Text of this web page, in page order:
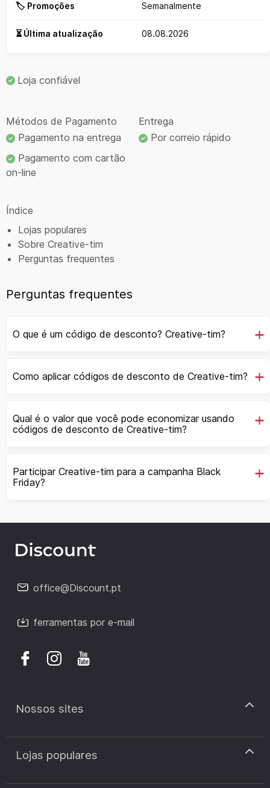
🏷️ Promoções Semanalmente
⏳ Última atualização 08.08.2026
Loja confiável
Métodos de Pagamento
Pagamento na entrega
Pagamento com cartão
on-line
Entrega
Por correio rápido
Índice
Lojas populares
Sobre Creative-tim
Perguntas frequentes
Perguntas frequentes
O que é um código de desconto? Creative-tim?
Como aplicar códigos de desconto de Creative-tim?
Qual é o valor que você pode economizar usando
códigos de desconto de Creative-tim?
Participar Creative-tim para a campanha Black
Friday?
office@Discount.pt
ferramentas por e-mail
Nossos sites
discount.pt
discount.sk
Lojas populares
Cupão de desconto Zooplus